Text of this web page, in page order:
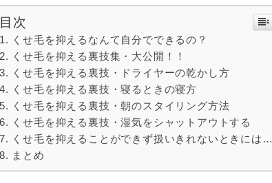
目次
くせ毛を抑えるなんて自分でできるの？
くせ毛を抑える裏技集・大公開！！
くせ毛を抑える裏技・ドライヤーの乾かし方
くせ毛を抑える裏技・寝るときの寝方
くせ毛を抑える裏技・朝のスタイリング方法
くせ毛を抑える裏技・湿気をシャットアウトする
くせ毛を抑えることができず扱いきれないときには…
まとめ